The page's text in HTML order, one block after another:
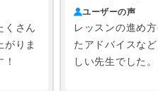
くさん
りま
ユーザーの声
レッスンの進め
たアドバイスな
しい先生でした。